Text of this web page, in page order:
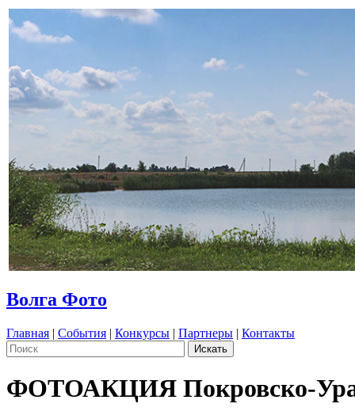
Волга Фото
Главная | События | Конкурсы | Партнеры | Контакты
ФОТОАКЦИЯ Покровско-